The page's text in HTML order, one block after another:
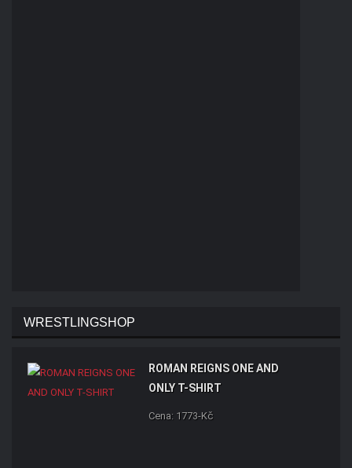
WRESTLINGSHOP
ROMAN REIGNS ONE AND
ONLY T-SHIRT
Cena: 1773-Kč